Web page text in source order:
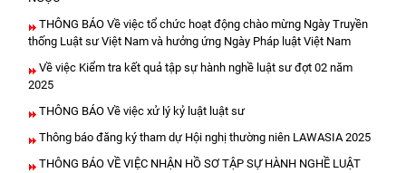
THÔNG BÁO Về việc tổ chức hoạt động chào mừng Ngày Truyền
thống Luật sư Việt Nam và hưởng ứng Ngày Pháp luật Việt Nam
Về việc Kiểm tra kết quả tập sự hành nghề luật sư đợt 02 năm
2025
THÔNG BÁO Về việc xử lý kỷ luật luật sư
Thông báo đăng ký tham dự Hội nghị thường niên LAWASIA 2025
THÔNG BÁO VỀ VIỆC NHẬN HỒ SƠ TẬP SỰ HÀNH NGHỀ LUẬT